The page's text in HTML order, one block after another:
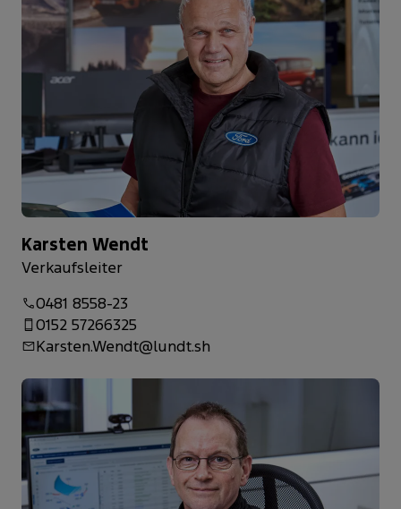
Karsten Wendt
Verkaufsleiter
0481 8558-23
0152 57266325
Karsten.Wendt@lundt.sh